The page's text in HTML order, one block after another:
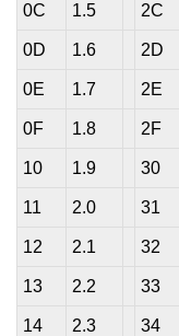
0C 1.5 2C
0D 1.6 2D
0E 1.7 2E
0F 1.8 2F
10 1.9 30
11 2.0 31
12 2.1 32
13 2.2 33
14 2.3 34